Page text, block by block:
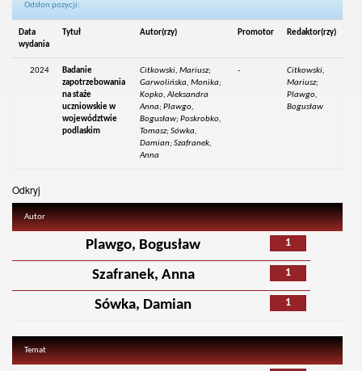
Odsłon pozycji:
Data
wydania
Tytuł Autor(rzy) Promotor Redaktor(rzy)
2024
Badanie
zapotrzebowania
na staże
uczniowskie w
województwie
podlaskim
Citkowski, Mariusz;
Garwolińska, Monika;
Kopko, Aleksandra
Anna; Plawgo,
Bogusław; Poskrobko,
Tomasz; Sówka,
Damian; Szafranek,
Anna
-
Citkowski,
Mariusz;
Plawgo,
Bogusław
Odkryj
Autor
1
Plawgo, Bogusław
1
Szafranek, Anna
1
Sówka, Damian
Temat